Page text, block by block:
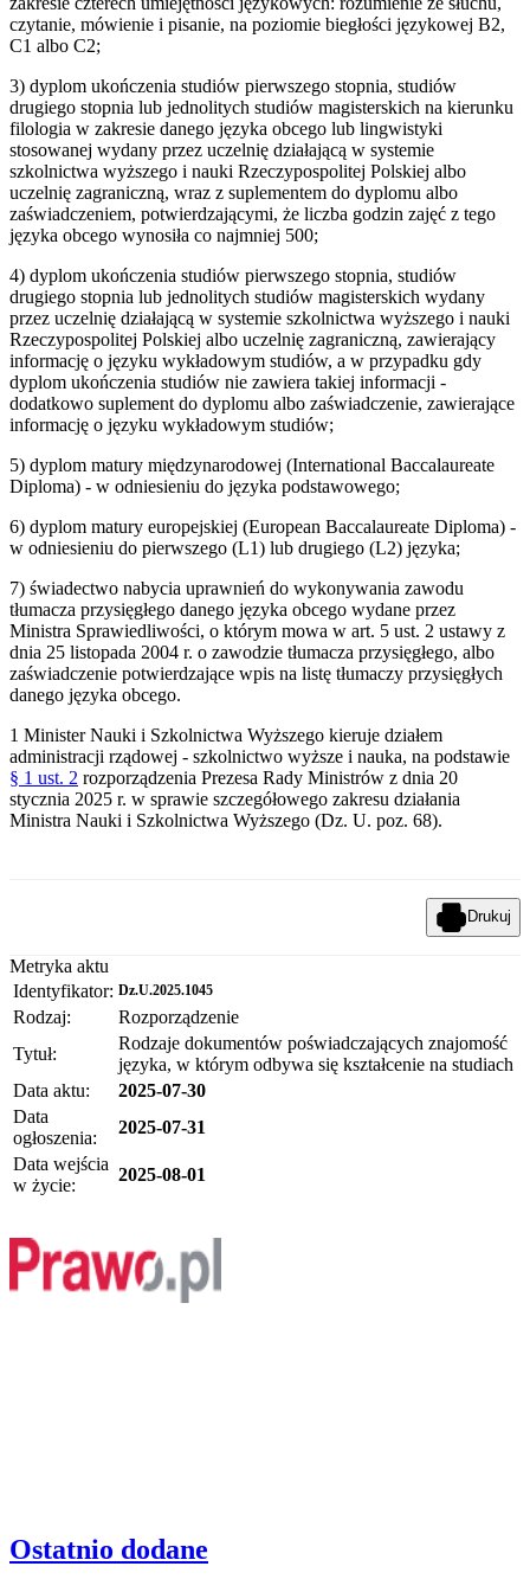
czytanie, mówienie i pisanie, na poziomie biegłości językowej B2,
C1 albo C2;
3) dyplom ukończenia studiów pierwszego stopnia, studiów
drugiego stopnia lub jednolitych studiów magisterskich na kierunku
filologia w zakresie danego języka obcego lub lingwistyki
stosowanej wydany przez uczelnię działającą w systemie
szkolnictwa wyższego i nauki Rzeczypospolitej Polskiej albo
uczelnię zagraniczną, wraz z suplementem do dyplomu albo
zaświadczeniem, potwierdzającymi, że liczba godzin zajęć z tego
języka obcego wynosiła co najmniej 500;
4) dyplom ukończenia studiów pierwszego stopnia, studiów
drugiego stopnia lub jednolitych studiów magisterskich wydany
przez uczelnię działającą w systemie szkolnictwa wyższego i nauki
Rzeczypospolitej Polskiej albo uczelnię zagraniczną, zawierający
informację o języku wykładowym studiów, a w przypadku gdy
dyplom ukończenia studiów nie zawiera takiej informacji -
dodatkowo suplement do dyplomu albo zaświadczenie, zawierające
informację o języku wykładowym studiów;
5) dyplom matury międzynarodowej (International Baccalaureate
Diploma) - w odniesieniu do języka podstawowego;
6) dyplom matury europejskiej (European Baccalaureate Diploma) -
w odniesieniu do pierwszego (L1) lub drugiego (L2) języka;
7) świadectwo nabycia uprawnień do wykonywania zawodu
tłumacza przysięgłego danego języka obcego wydane przez
Ministra Sprawiedliwości, o którym mowa w art. 5 ust. 2 ustawy z
dnia 25 listopada 2004 r. o zawodzie tłumacza przysięgłego, albo
zaświadczenie potwierdzające wpis na listę tłumaczy przysięgłych
danego języka obcego.
1 Minister Nauki i Szkolnictwa Wyższego kieruje działem
administracji rządowej - szkolnictwo wyższe i nauka, na podstawie
§ 1 ust. 2 rozporządzenia Prezesa Rady Ministrów z dnia 20
stycznia 2025 r. w sprawie szczegółowego zakresu działania
Ministra Nauki i Szkolnictwa Wyższego (Dz. U. poz. 68).
Drukuj
Metryka aktu
Identyfikator: Dz.U.2025.1045
Rodzaj:
Rozporządzenie
Tytuł:
Rodzaje dokumentów poświadczających znajomość
języka, w którym odbywa się kształcenie na studiach
Data aktu:
2025-07-30
Data
ogłoszenia:
2025-07-31
Data wejścia
w życie:
2025-08-01
Ostatnio dodane